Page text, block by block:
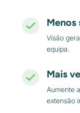
Menos
Visão
equipa.
Mais
Aumente
extensão